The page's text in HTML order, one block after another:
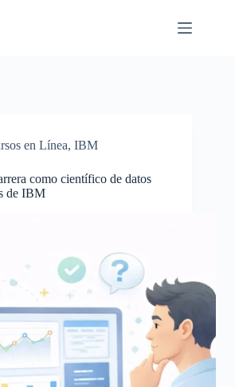
en Línea, IBM
como científico de datos
de IBM